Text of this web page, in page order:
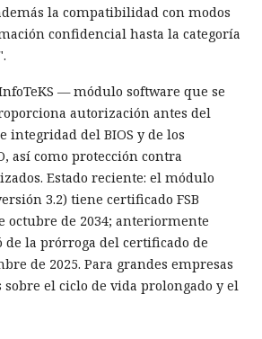
la compatibilidad con modos
confidencial hasta la categoría
— módulo software que se
autorización antes del
integridad del BIOS y de los
así como protección contra
Estado reciente: el módulo
3.2) tiene certificado FSB
octubre de 2034; anteriormente
la prórroga del certificado de
de 2025. Para grandes empresas
sobre el ciclo de vida prolongado y el